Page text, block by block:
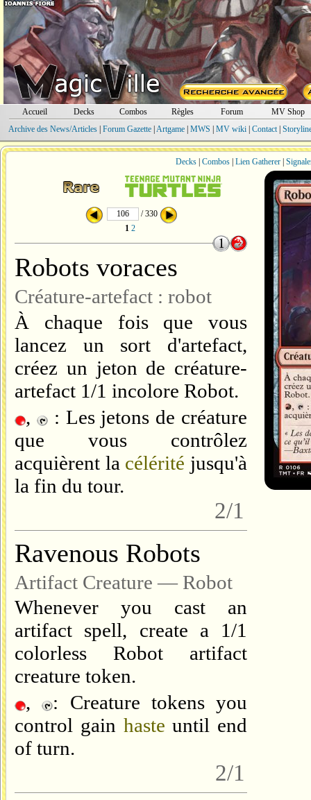
Accueil Decks Combos Règles Forum
MV Shop
Archive des News/Articles| Forum Gazette| Artgame| MWS MV wiki| Contact|
Decks| Combos| Lien Gatherer|
/ 330
1 2
Robots voraces
Créature-artefact : robot
À chaque fois que vous
lancez un sort d'artefact,
créez un jeton de créature-
artefact 1/1 incolore Robot.
,
: Les jetons de créature
que vous contrôlez
acquièrent la célérité jusqu'à
la fin du tour.
2/1
Ravenous Robots
Artifact Creature — Robot
Whenever you cast an
artifact spell, create a 1/1
colorless Robot artifact
creature token.
, : Creature tokens you
control gain haste until end
of turn.
2/1